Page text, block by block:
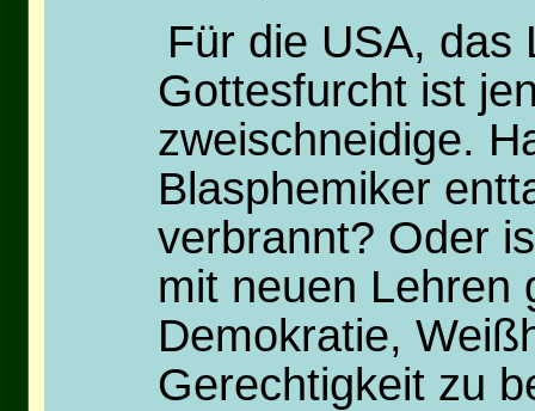
Für die USA, das
Gottesfurcht ist
zweischneidige.
Blasphemiker
verbrannt? Oder
mit neuen Lehren
Demokratie,
Gerechtigkeit zu